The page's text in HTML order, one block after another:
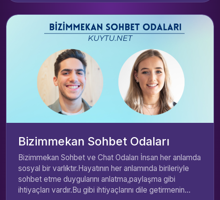
Bizimmekan Sohbet Odaları
Bizimmekan Sohbet ve Chat Odaları İnsan her anlamda
sosyal bir varlıktır.Hayatının her anlamında birileriyle
sohbet etme duygularını anlatma,paylaşma gibi
ihtiyaçları vardır.Bu gibi ihtiyaçlarını dile getirmenin...